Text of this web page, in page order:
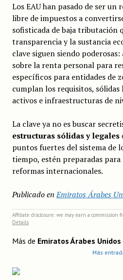
Los EAU han pasado de ser
libre de impuestos a
sofisticada de baja tributación
transparencia y la sustancia
clave siguen siendo
sobre la renta personal para
específicos para entidades de
cumplan los requisitos,
activos e infraestructuras de
La clave ya no es buscar
estructuras sólidas y legales
puntos fuertes del sistema de
tiempo, estén preparadas
reformas internacionales.
Publicado en Emiratos Árabes
Affiliate disclosure: we may earn a commission
Details
Más de Emiratos Árabes Unidos
Más